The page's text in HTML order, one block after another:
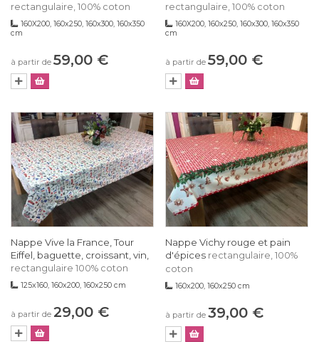
rectangulaire, 100% coton
160X200, 160x250, 160x300, 160x350
cm
à partir de 59,00 €
rectangulaire, 100% coton
160X200, 160x250, 160x300, 160x350
cm
à partir de 59,00 €
Nappe Vive la France, Tour
Eiffel, baguette, croissant, vin,
rectangulaire 100% coton
125x160, 160x200, 160x250 cm
à partir de 29,00 €
Nappe Vichy rouge et pain
d'épices rectangulaire, 100%
coton
160x200, 160x250 cm
à partir de 39,00 €